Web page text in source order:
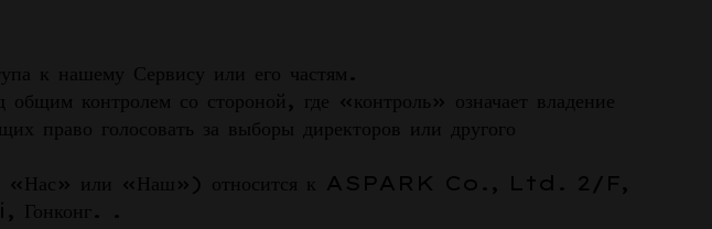
к нашему Сервису или его частям.
общим контролем со стороной, где «контроль» означает владение
право голосовать за выборы директоров или другого
«Нас» или «Наш») относится к ASPARK Co., Ltd. 2/F,
.